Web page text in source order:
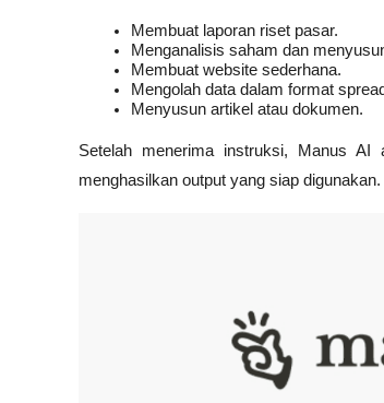
Membuat laporan riset pasar.
Menganalisis saham dan
Membuat website sederhana.
Mengolah data dalam format
Menyusun artikel atau dokumen.
Setelah menerima instruksi, Manus AI
menghasilkan output yang siap digunakan.